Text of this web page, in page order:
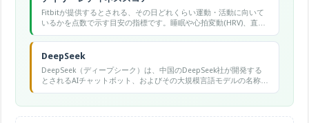
Fitbitが提供するとされる、その日どれくらい運動・活動に向いて
いるかを点数で示す目安の指標です。睡眠や心拍変動(HRV)、直近
の運動などをもとに算出され、Fitbitアプリで確認できるとされて
います。低い日は休養、高い日は運動の目安に使われる傾向があ
ります。
DeepSeek
DeepSeek（ディープシーク）は、中国のDeepSeek社が開発する
とされるAIチャットボット、およびその大規模言語モデルの名称で
す。質問への回答や文章の作成・要約、プログラミングの補助な